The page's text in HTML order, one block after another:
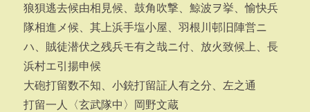
狼狽逃去候由相見候、鼓角吹撃、鯨波ヲ挙、愉快兵
隊相進メ候、其上浜手塩小屋、羽根川邨旧陣営ニ
ハ、賊徒潜伏之残兵モ有之哉ニ付、放火致候上、長
浜村エ引揚申候
大砲打留数不知、小銃打留証人有之分、左之通
打留一人〈玄武隊中〉岡野文蔵